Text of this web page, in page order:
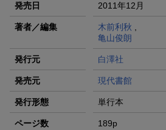
発売日 2011年12月
著者／編集 木前利秋 ,
亀山俊朗
発行元 白澤社
発売元 現代書館
発行形態 単行本
ページ数 189p